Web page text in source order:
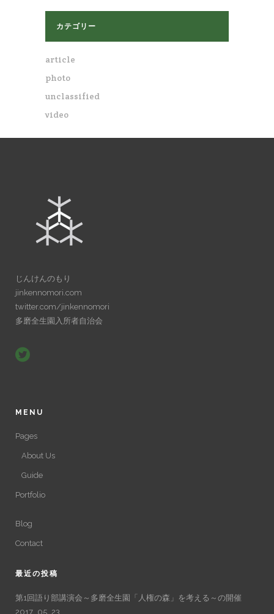
カテゴリー
article
photo
unclassified
video
じんけんのもり
jinkennomori.com
twitter.com/jinkennomori
多磨全生園入所者自治会
MENU
Pages
About Us
Guide
Portfolio
Blog
Contact
最近の投稿
第1回語り部講演会～多磨全生園「人権の森」を考える～の開催
2017_05_23